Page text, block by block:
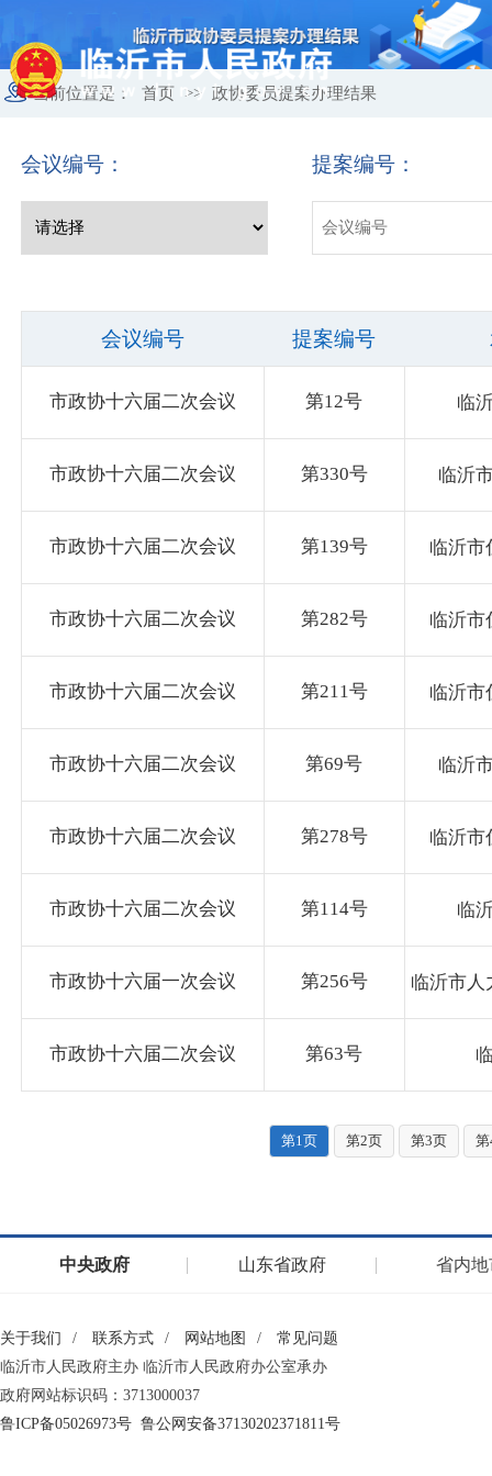
当前位置是： 首页 >> 政协委员提案办理结果
会议编号： 提案编号：
会议编号 提案编号
市政协十六届二次会议 第12号 临
市政协十六届二次会议 第330号 临沂
市政协十六届二次会议 第139号 临沂市
市政协十六届二次会议 第282号 临沂市
市政协十六届二次会议 第211号 临沂市
市政协十六届二次会议 第69号 临沂
市政协十六届二次会议 第278号 临沂市
市政协十六届二次会议 第114号 临
市政协十六届一次会议 第256号 临沂市人
市政协十六届二次会议 第63号
第1页 第2页 第3页
中央政府 山东省政府 省内地
关于我们 / 联系方式 / 网站地图 /
常见问题
临沂市人民政府主办 临沂市人民政府办公室承办
政府网站标识码：3713000037
鲁ICP备05026973号 鲁公网安备37130202371811号